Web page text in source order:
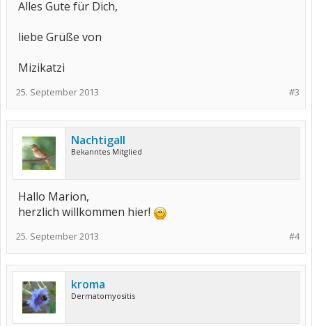
Alles Gute für Dich,
liebe Grüße von
Mizikatzi
#3
25. September 2013
Nachtigall
Bekanntes Mitglied
Hallo Marion,
herzlich willkommen hier!
#4
25. September 2013
kroma
Dermatomyositis